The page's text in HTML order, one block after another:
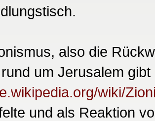
also die
um Jerusalem
wiki/
und als Reaktion